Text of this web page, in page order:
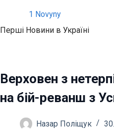
вмісту
1 Novyny
Перші Новини в Україні
Верховен з
на бій-реванш з
Назар Поліщук